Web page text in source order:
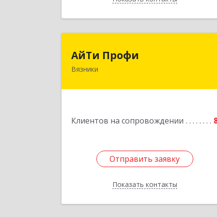
АйТи Профи
Вязники
Клиентов на сопровождении
Отправить заявку
Показать контакты
Отправить заявку
Назад